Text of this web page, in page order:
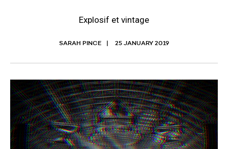
Explosif et vintage
SARAH PINCE 25 JANUARY 2019